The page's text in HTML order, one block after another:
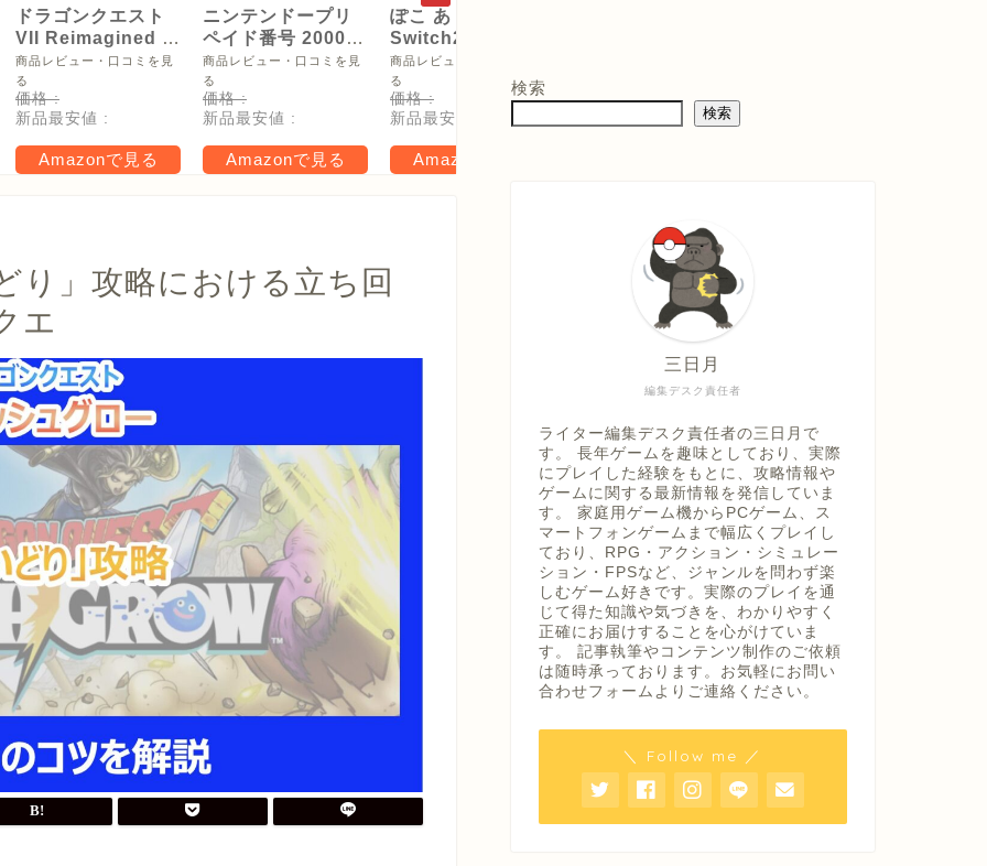
ドラゴンクエスト
VII Reimagined -
Switch2
商品レビュー・口コミを見
る
価格 :
新品最安値 :
Amazonで見る
ニンテンドープリ
ペイド番号 2000
円|オンラインコー
ド版
商品レビュー・口コミを見
る
価格 :
新品最安値 :
Amazonで見る
ぽこ あ ポケモン -
Switch2
【Amazon.co.jpオ
リジナル特典】メ
タモン型木製トレ
ー(サイズ約直径
16cm) 同梱 & デジ
タル特典 家具「ひ
商品レビュー・口コミを見
る
価格 :
新品最安値 :
Amazonで見る
価格 :
り」攻略における立ち回
エ
検索
検索
編集デスク責任者
三日月
ライター編集デスク責任者の三日月で
す。 長年ゲームを趣味としており、実際
にプレイした経験をもとに、攻略情報や
ゲームに関する最新情報を発信していま
す。 家庭用ゲーム機からPCゲーム、ス
マートフォンゲームまで幅広くプレイし
ており、RPG・アクション・シミュレー
ション・FPSなど、ジャンルを問わず楽
しむゲーム好きです。実際のプレイを通
じて得た知識や気づきを、わかりやすく
正確にお届けすることを心がけていま
す。 記事執筆やコンテンツ制作のご依頼
は随時承っております。お気軽にお問い
合わせフォームよりご連絡ください。
＼ Follow me ／